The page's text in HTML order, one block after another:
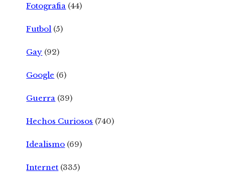
Fotografia (44)
Futbol (5)
Gay (92)
Google (6)
Guerra (39)
Hechos Curiosos (740)
Idealismo (69)
Internet (335)